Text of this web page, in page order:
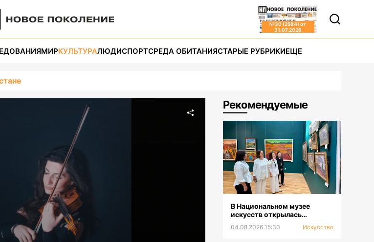
№30 (2584) от
31.07.2026
МИРКУЛЬТУРАЛЮДИСПОРТСРЕДА ОБИТАНИЯСТАРЫЕ РУБРИКИЕЩЕ
Рекомендуемые
В Национальном музее
искусств открылась
Романова
04.08.2026 15:30 Искусство